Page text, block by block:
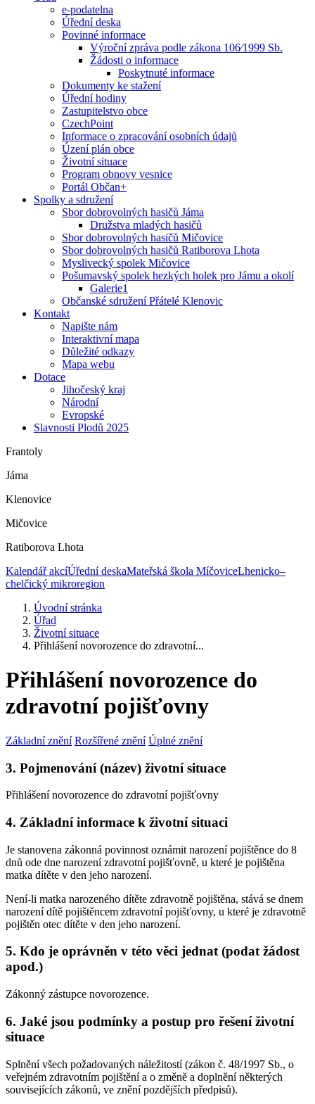
e-podatelna
Úřední deska
Povinné informace
Výroční zpráva podle zákona 106⁄1999 Sb.
Žádosti o informace
Poskytnuté informace
Dokumenty ke stažení
Úřední hodiny
Zastupitelstvo obce
CzechPoint
Informace o zpracování osobních údajů
Úzení plán obce
Životní situace
Program obnovy vesnice
Portál Občan+
Spolky a sdružení
Sbor dobrovolných hasičů Jáma
Družstva mladých hasičů
Sbor dobrovolných hasičů Mičovice
Sbor dobrovolných hasičů Ratiborova Lhota
Myslivecký spolek Mičovice
Pošumavský spolek hezkých holek pro Jámu a okolí
Galerie1
Občanské sdružení Přátelé Klenovic
Kontakt
Napište nám
Interaktivní mapa
Důležité odkazy
Mapa webu
Dotace
Jihočeský kraj
Národní
Evropské
Slavnosti Plodů 2025
Frantoly
Jáma
Klenovice
Mičovice
Ratiborova Lhota
Kalendář akcíÚřední deskaMateřská škola MíčoviceLhenicko–
chelčický mikroregion
Úvodní stránka
Úřad
Životní situace
Přihlášení novorozence do zdravotní...
Přihlášení novorozence do
zdravotní pojišťovny
Základní znění Rozšířené znění Úplné znění
3. Pojmenování (název) životní situace
Přihlášení novorozence do zdravotní pojišťovny
4. Základní informace k životní situaci
Je stanovena zákonná povinnost oznámit narození pojištěnce do 8
dnů ode dne narození zdravotní pojišťovně, u které je pojištěna
matka dítěte v den jeho narození.
Není-li matka narozeného dítěte zdravotně pojištěna, stává se dnem
narození dítě pojištěncem zdravotní pojišťovny, u které je zdravotně
pojištěn otec dítěte v den jeho narození.
5. Kdo je oprávněn v této věci jednat (podat žádost
apod.)
Zákonný zástupce novorozence.
6. Jaké jsou podmínky a postup pro řešení životní
situace
Splnění všech požadovaných náležitostí (zákon č. 48/1997 Sb., o
veřejném zdravotním pojištění a o změně a doplnění některých
souvisejících zákonů, ve znění pozdějších předpisů).